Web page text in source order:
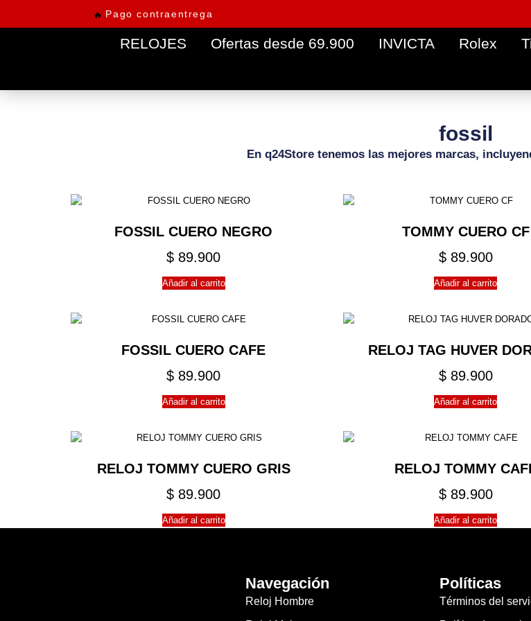
🔥 Pago contraentrega
RELOJES Ofertas desde 69.900 INVICTA Rolex
fossil
En q24Store tenemos las mejores marcas,
FOSSIL CUERO NEGRO
$ 89.900
Añadir al carrito
TOMMY CUERO CF
$89.900
Añadir al carrito
FOSSIL CUERO CAFE
$ 89.900
Añadir al carrito
RELOJ TAG HUVER
$89.900
Añadir al carrito
RELOJ TOMMY CUERO GRIS
$ 89.900
Añadir al carrito
RELOJ TOMMY
$89.900
Añadir al carrito
Navegación
Reloj Hombre
Políticas
Términos del